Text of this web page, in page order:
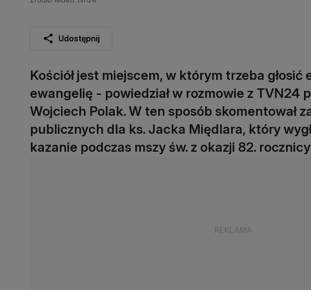
Udostępnij
Kościół jest miejscem, w którym trzeba
ewangelię - powiedział w rozmowie z TVN24
Wojciech Polak. W ten sposób skomentował
publicznych dla ks. Jacka Międlara, który
kazanie podczas mszy św. z okazji 82.